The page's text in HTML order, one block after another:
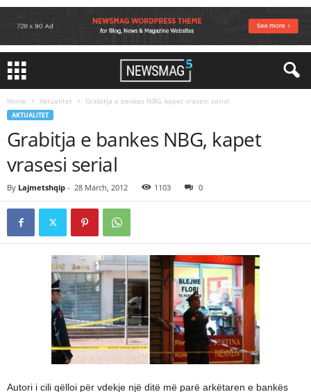
Home Aktualitet Grabitja e bankes NBG, kapet vrasesi serial
AKTUALITET
Grabitja e bankes NBG, kapet
vrasesi serial
By Lajmetshqip - 28 March, 2012 1103 0
Autori i cili qëlloi për vdekje një ditë më parë arkëtaren e bankës